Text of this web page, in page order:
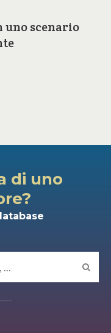
uno scenario
di uno